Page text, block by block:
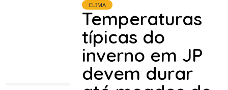
CLIMA
Temperaturas
típicas do
inverno em JP
devem durar